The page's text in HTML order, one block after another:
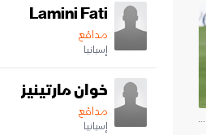
Lamini Fati
مدافع
إسبانيا
خوان مارتينيز
مدافع
إسبانيا